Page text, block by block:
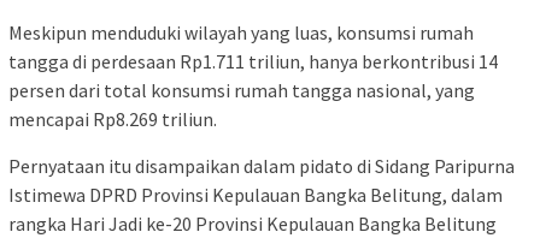
Meskipun menduduki wilayah yang luas, konsumsi rumah
tangga di perdesaan Rp1.711 triliun, hanya berkontribusi 14
persen dari total konsumsi rumah tangga nasional, yang
mencapai Rp8.269 triliun.
Pernyataan itu disampaikan dalam pidato di Sidang Paripurna
Istimewa DPRD Provinsi Kepulauan Bangka Belitung, dalam
rangka Hari Jadi ke-20 Provinsi Kepulauan Bangka Belitung